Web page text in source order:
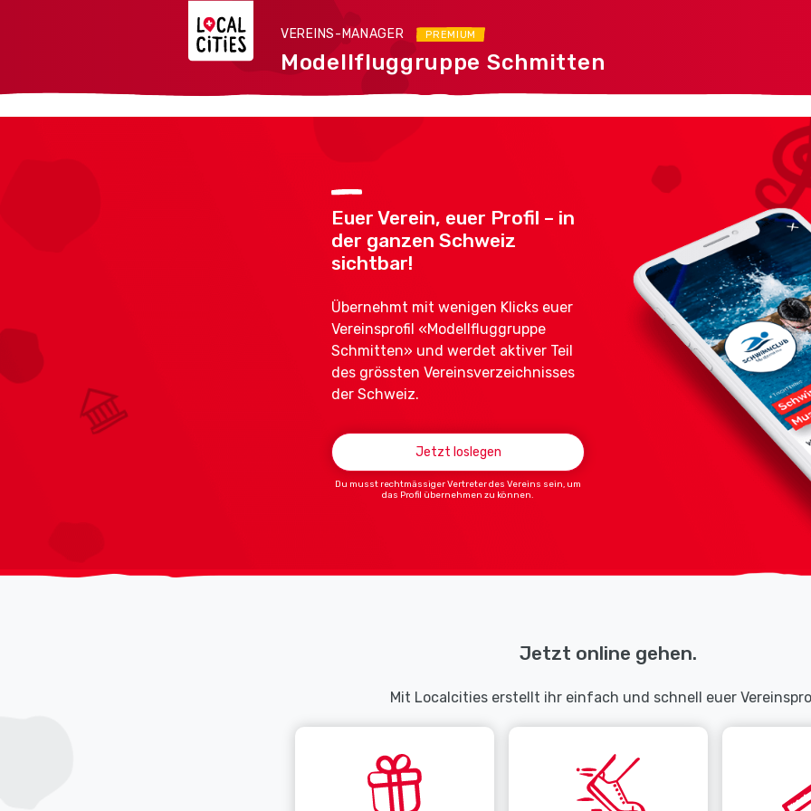
VEREINS-MANAGER PREMIUM
Modellfluggruppe Schmitten
Euer Verein, euer Profil – in
der ganzen Schweiz
sichtbar!
Übernehmt mit wenigen Klicks euer
Vereinsprofil «Modellfluggruppe
Schmitten» und werdet aktiver Teil
des grössten Vereinsverzeichnisses
der Schweiz.
Jetzt loslegen
Du musst rechtmässiger Vertreter des Vereins sein, um
das Profil übernehmen zu können.
Jetzt online gehen.
Mit Localcities erstellt ihr einfach und schnell euer